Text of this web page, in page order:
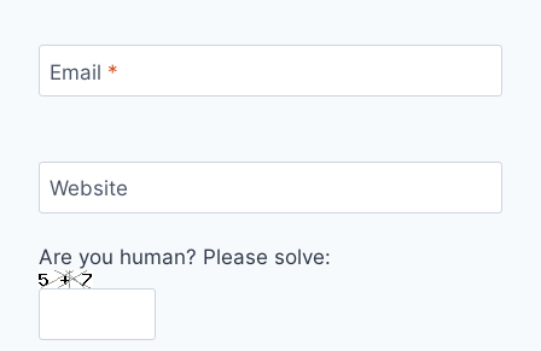
Email *
Website
Are you human? Please solve: